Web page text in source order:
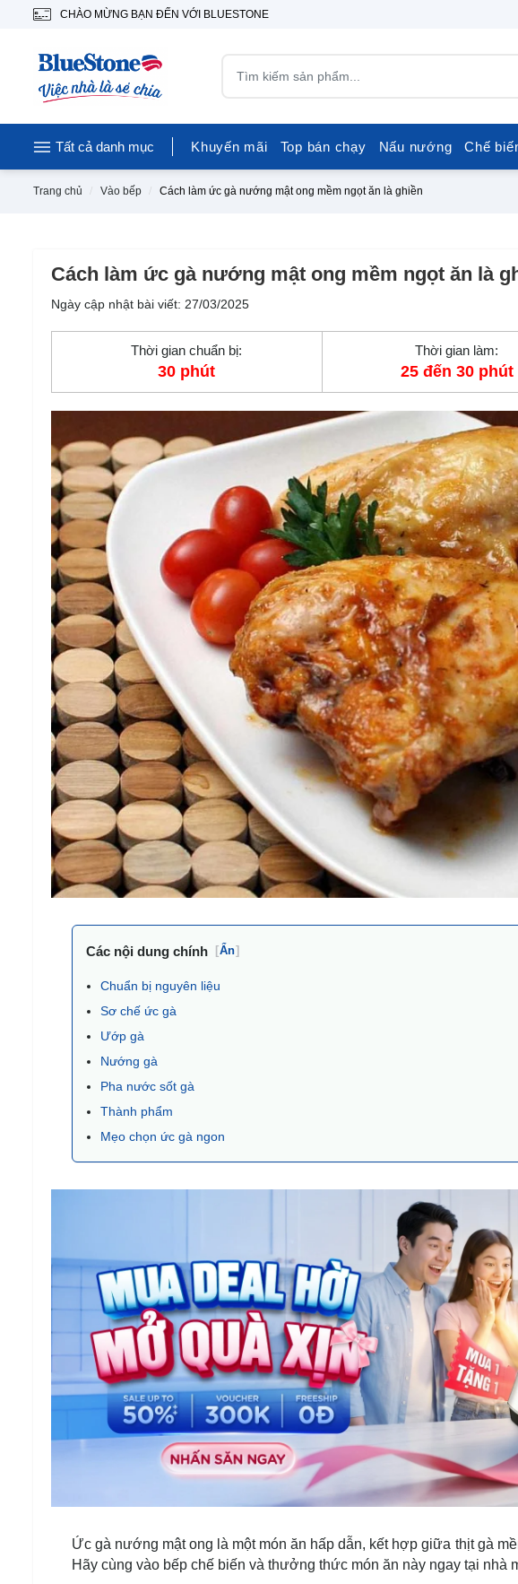
CHÀO MỪNG BẠN ĐẾN VỚI BLUESTONE
Tất cả danh mục Khuyến mãi Top bán chạy Nấu nướng Chế
Trang chủ Vào bếp Cách làm ức gà nướng mật ong mềm ngọt ăn là ghiền
Cách làm ức gà nướng mật ong mềm ngọt ăn là
Ngày cập nhật bài viết: 27/03/2025
Thời gian chuẩn bị:
30 phút
Thời gian làm:
25 đến 30 phút
Các nội dung chính [Ẩn]
Chuẩn bị nguyên liệu
Sơ chế ức gà
Ướp gà
Nướng gà
Pha nước sốt gà
Thành phẩm
Mẹo chọn ức gà ngon
Ức gà nướng mật ong là một món ăn hấp dẫn, kết hợp giữa thịt gà
Hãy cùng vào bếp chế biến và thưởng thức món ăn này ngay tại nhà